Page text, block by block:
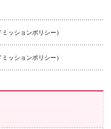
ッションポリシー）
ッションポリシー）